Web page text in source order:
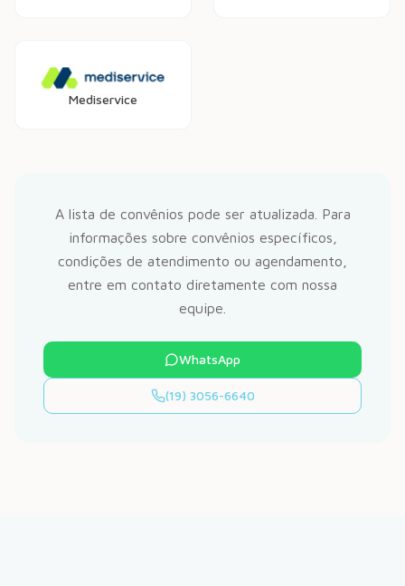
Mediservice
A lista de convênios pode ser atualizada. Para
informações sobre convênios específicos,
condições de atendimento ou agendamento,
entre em contato diretamente com nossa
equipe.
WhatsApp
(19) 3056-6640